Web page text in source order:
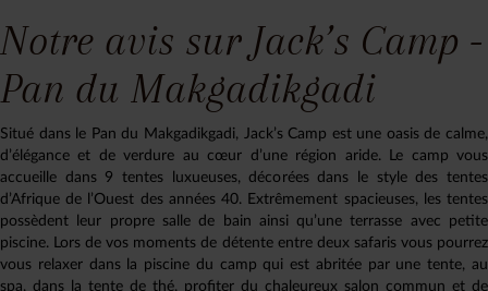
Notre avis sur Jack’s Camp -
Pan du Makgadikgadi
Situé dans le Pan du Makgadikgadi, Jack’s Camp est une oasis de calme,
d’élégance et de verdure au cœur d’une région aride. Le camp vous
accueille dans 9 tentes luxueuses, décorées dans le style des tentes
d’Afrique de l’Ouest des années 40. Extrêmement spacieuses, les tentes
possèdent leur propre salle de bain ainsi qu’une terrasse avec petite
piscine. Lors de vos moments de détente entre deux safaris vous pourrez
vous relaxer dans la piscine du camp qui est abritée par une tente, au
spa, dans la tente de thé, profiter du chaleureux salon commun et de